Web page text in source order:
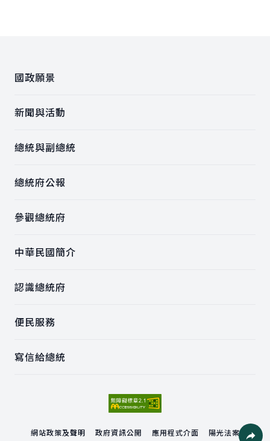
國政願景
新聞與活動
總統與副總統
總統府公報
參觀總統府
中華民國簡介
認識總統府
便民服務
寫信給總統
網站政策及聲明 政府資訊公開 應用程式介面
陽光法案